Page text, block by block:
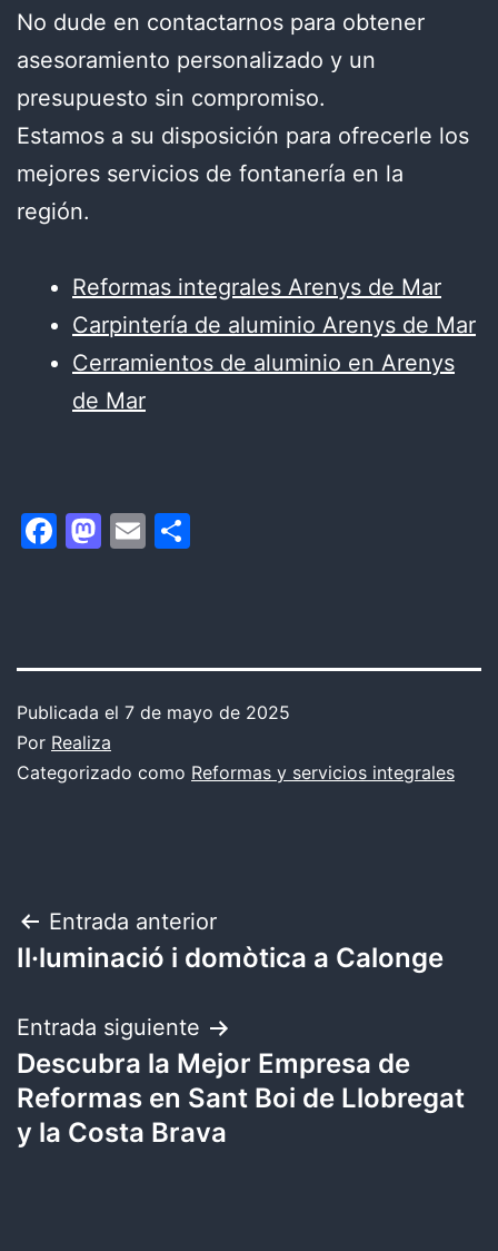
No dude en contactarnos para obtener
asesoramiento personalizado y un
presupuesto sin compromiso.
Estamos a su disposición para ofrecerle los
mejores servicios de fontanería en la
región.
Reformas integrales Arenys de Mar
Carpintería de aluminio Arenys de Mar
Cerramientos de aluminio en Arenys
de Mar
Facebook
Mastodon
Email
Publicada el 7 de mayo de 2025
Por Realiza
Categorizado como Reformas y servicios integrales
Navegación
de
Entrada anterior
Il·luminació i domòtica a Calonge
Entrada siguiente
Descubra la Mejor Empresa de
Reformas en Sant Boi de Llobregat
y la Costa Brava